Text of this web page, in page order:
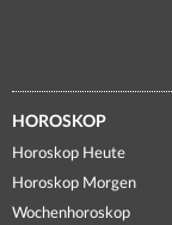
HOROSKOP
Horoskop Heute
Horoskop Morgen
Wochenhoroskop